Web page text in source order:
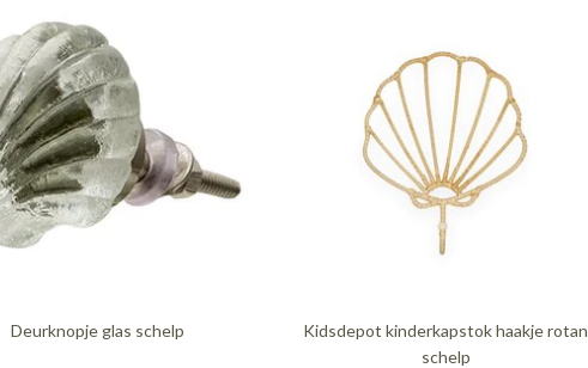
Deurknopje glas schelp
Kidsdepot kinderkapstok haakje rotan
schelp